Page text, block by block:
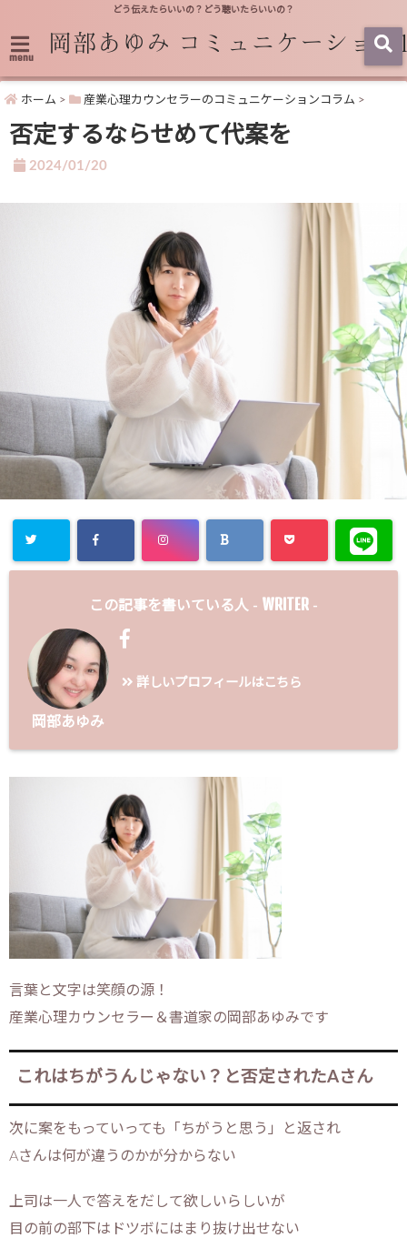
どう伝えたらいいの？どう聴いたらいいの？
menu
ホーム > 産業心理カウンセラーのコミュニケーションコラム >
否定するならせめて代案を
2024/01/20
この記事を書いている人 - WRITER -
岡部あゆみ
詳しいプロフィールはこちら
言葉と文字は笑顔の源！
産業心理カウンセラー＆書道家の岡部あゆみです
これはちがうんじゃない？と否定されたAさん
次に案をもっていっても「ちがうと思う」と返され
Aさんは何が違うのかが分からない
上司は一人で答えをだして欲しいらしいが
目の前の部下はドツボにはまり抜け出せない